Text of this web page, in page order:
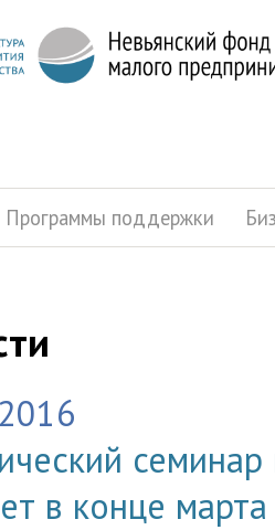
Программы поддержки
в конце